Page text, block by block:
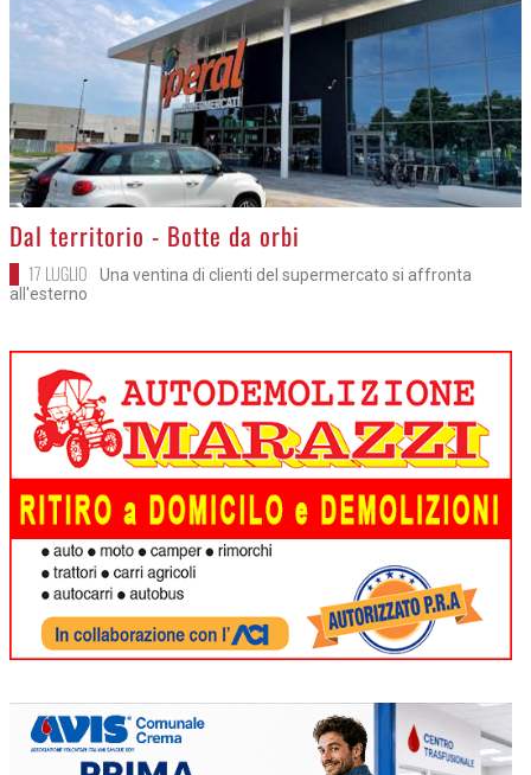
>
Dal territorio - Botte da orbi
17 LUGLIO
Una ventina di clienti del supermercato si affronta
all'esterno